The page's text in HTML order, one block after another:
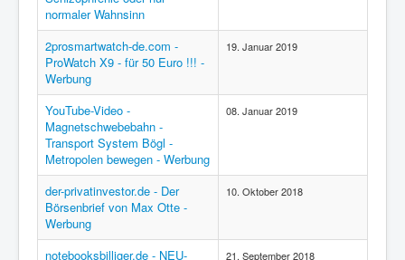
normaler Wahnsinn
2prosmartwatch-de.com -
ProWatch X9 - für 50 Euro !!! -
Werbung
19. Januar 2019
YouTube-Video -
Magnetschwebebahn -
Transport System Bögl -
Metropolen bewegen - Werbung
08. Januar 2019
der-privatinvestor.de - Der
Börsenbrief von Max Otte -
Werbung
10. Oktober 2018
notebooksbilliger.de - NEU- 21. September 2018